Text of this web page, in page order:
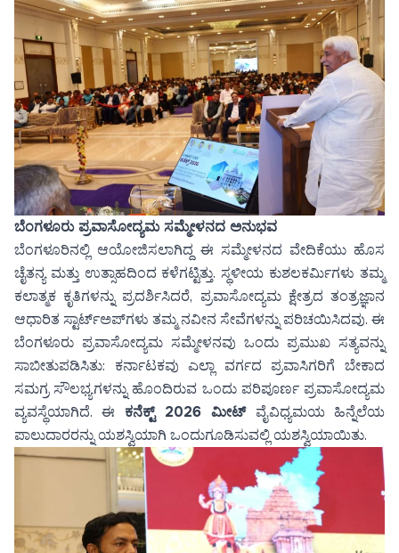
ಬೆಂಗಳೂರು ಪ್ರವಾಸೋದ್ಯಮ ಸಮ್ಮೇಳನದ ಅನುಭವ
ಬೆಂಗಳೂರಿನಲ್ಲಿ ಆಯೋಜಿಸಲಾಗಿದ್ದ ಈ ಸಮ್ಮೇಳನದ ವೇದಿಕೆಯು ಹೊಸ
ಚೈತನ್ಯ ಮತ್ತು ಉತ್ಸಾಹದಿಂದ ಕಳೆಗಟ್ಟಿತ್ತು. ಸ್ಥಳೀಯ ಕುಶಲಕರ್ಮಿಗಳು ತಮ್ಮ
ಕಲಾತ್ಮಕ ಕೃತಿಗಳನ್ನು ಪ್ರದರ್ಶಿಸಿದರೆ, ಪ್ರವಾಸೋದ್ಯಮ ಕ್ಷೇತ್ರದ ತಂತ್ರಜ್ಞಾನ
ಆಧಾರಿತ ಸ್ಟಾರ್ಟ್‌ಅಪ್‌ಗಳು ತಮ್ಮ ನವೀನ ಸೇವೆಗಳನ್ನು ಪರಿಚಯಿಸಿದವು. ಈ
ಬೆಂಗಳೂರು ಪ್ರವಾಸೋದ್ಯಮ ಸಮ್ಮೇಳನವು ಒಂದು ಪ್ರಮುಖ ಸತ್ಯವನ್ನು
ಸಾಬೀತುಪಡಿಸಿತು: ಕರ್ನಾಟಕವು ಎಲ್ಲಾ ವರ್ಗದ ಪ್ರವಾಸಿಗರಿಗೆ ಬೇಕಾದ
ಸಮಗ್ರ ಸೌಲಭ್ಯಗಳನ್ನು ಹೊಂದಿರುವ ಒಂದು ಪರಿಪೂರ್ಣ ಪ್ರವಾಸೋದ್ಯಮ
ವ್ಯವಸ್ಥೆಯಾಗಿದೆ. ಈ ಕನೆಕ್ಟ್ 2026 ಮೀಟ್ವೈವಿಧ್ಯಮಯ ಹಿನ್ನೆಲೆಯ
ಪಾಲುದಾರರನ್ನು ಯಶಸ್ವಿಯಾಗಿ ಒಂದುಗೂಡಿಸುವಲ್ಲಿ ಯಶಸ್ವಿಯಾಯಿತು.